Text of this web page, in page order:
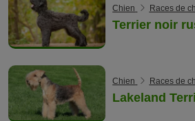
Chien Races de
Terrier noir
Chien Races de
Lakeland